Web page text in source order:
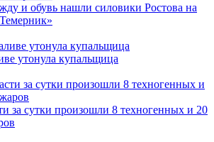
и обувь нашли силовики Ростова на
утонула купальщица
за сутки произошли 8 техногенных и 20